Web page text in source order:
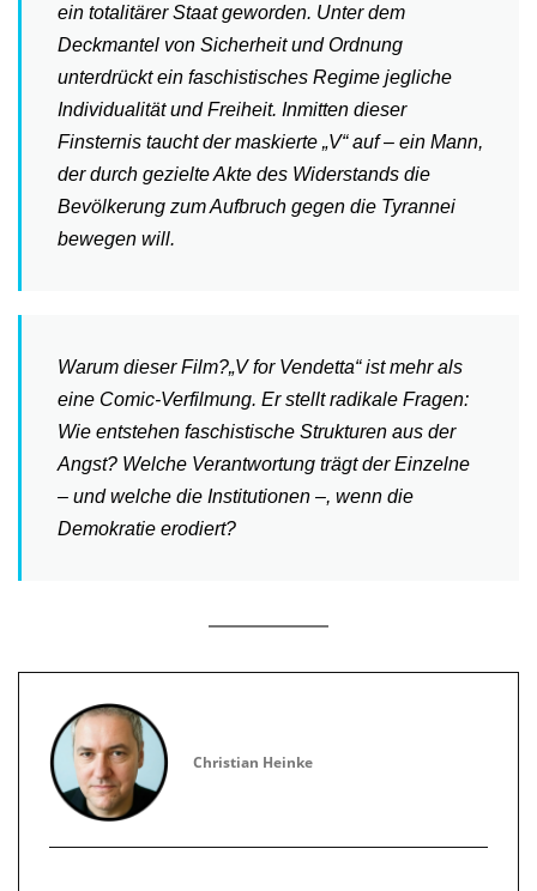
ein totalitärer Staat geworden. Unter dem
Deckmantel von Sicherheit und Ordnung
unterdrückt ein faschistisches Regime jegliche
Individualität und Freiheit. Inmitten dieser
Finsternis taucht der maskierte „V“ auf – ein Mann,
der durch gezielte Akte des Widerstands die
Bevölkerung zum Aufbruch gegen die Tyrannei
bewegen will.
Warum dieser Film?„V for Vendetta“ ist mehr als
eine Comic-Verfilmung. Er stellt radikale Fragen:
Wie entstehen faschistische Strukturen aus der
Angst? Welche Verantwortung trägt der Einzelne
– und welche die Institutionen –, wenn die
Demokratie erodiert?
Christian Heinke